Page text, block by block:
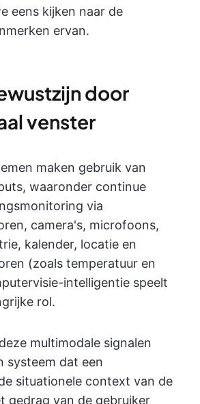
eens kijken naar de
ervan.
door
venster
maken gebruik van
waaronder continue
via
camera's, microfoons,
kalender, locatie en
(zoals temperatuur en
intelligentie speelt
rol.
multimodale signalen
systeem dat een
situationele context van de
gedrag van de gebruiker